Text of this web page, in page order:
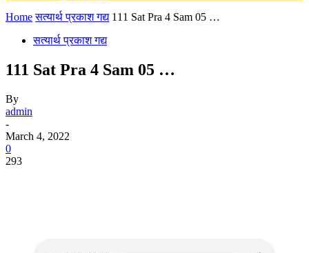
Home सत्यार्थ प्रकाश गद्य 111 Sat Pra 4 Sam 05 …
सत्यार्थ प्रकाश गद्य
111 Sat Pra 4 Sam 05 …
By
admin
-
March 4, 2022
0
293